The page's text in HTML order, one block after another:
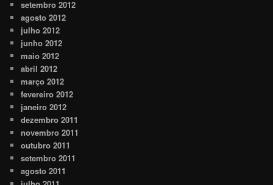
setembro 2012
agosto 2012
julho 2012
junho 2012
maio 2012
abril 2012
março 2012
fevereiro 2012
janeiro 2012
dezembro 2011
novembro 2011
outubro 2011
setembro 2011
agosto 2011